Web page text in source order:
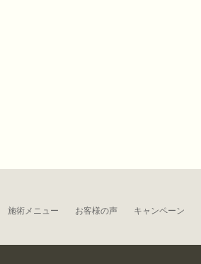
施術メニュー お客様の声 キャンペーン